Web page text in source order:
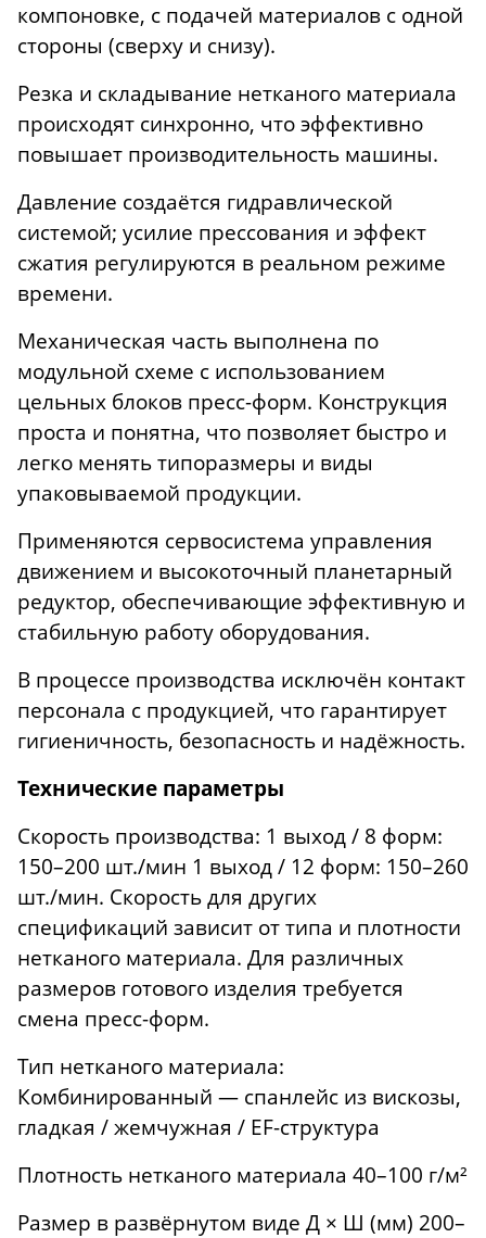
компоновке, с подачей материалов с одной
стороны (сверху и снизу).
Резка и складывание нетканого материала
происходят синхронно, что эффективно
повышает производительность машины.
Давление создаётся гидравлической
системой; усилие прессования и эффект
сжатия регулируются в реальном режиме
времени.
Механическая часть выполнена по
модульной схеме с использованием
цельных блоков пресс-форм. Конструкция
проста и понятна, что позволяет быстро и
легко менять типоразмеры и виды
упаковываемой продукции.
Применяются сервосистема управления
движением и высокоточный планетарный
редуктор, обеспечивающие эффективную и
стабильную работу оборудования.
В процессе производства исключён контакт
персонала с продукцией, что гарантирует
гигиеничность, безопасность и надёжность.
Технические параметры
Скорость производства: 1 выход / 8 форм:
150–200 шт./мин 1 выход / 12 форм: 150–260
шт./мин. Скорость для других
спецификаций зависит от типа и плотности
нетканого материала. Для различных
размеров готового изделия требуется
смена пресс-форм.
Тип нетканого материала:
Комбинированный — спанлейс из вискозы,
гладкая / жемчужная / EF-структура
Плотность нетканого материала 40–100 г/м²
Размер в развёрнутом виде Д × Ш (мм) 200–